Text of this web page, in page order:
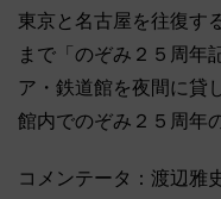
東京と名古屋を往復す
まで「のぞみ２５周年
ア・鉄道館を夜間に貸
館内でのぞみ２５周年
コメンテータ：渡辺雅